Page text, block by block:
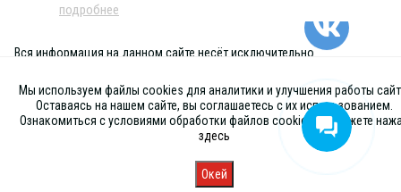
подробнее
Вся информация на данном сайте несёт исключительно
публичной офертой, определяемой положениями Статьи 437 (2) ГК
РФ
Запись
Мы используем файлы cookies для аналитики и улучшения работы
Оставаясь на нашем сайте, вы соглашаетесь с их использованием.
Ознакомиться с условиями обработки файлов cookies вы можете
здесь
Окей